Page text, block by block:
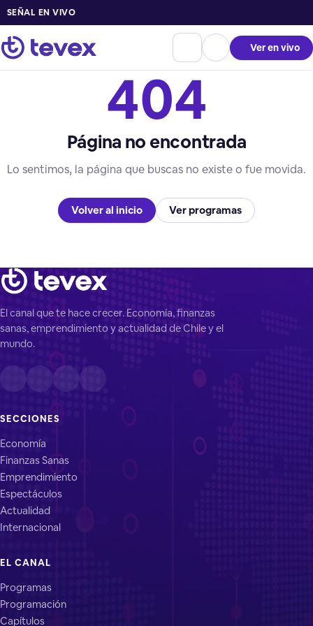
SEÑAL EN VIVO
Ver en vivo
404
Página no encontrada
Lo sentimos, la página que buscas no existe o fue movida.
Volver al inicio Ver programas
El canal que te hace crecer. Economía, finanzas
sanas, emprendimiento y actualidad de Chile y el
mundo.
SECCIONES
Economía
Finanzas Sanas
Emprendimiento
Espectáculos
Actualidad
Internacional
EL CANAL
Programas
Programación
Capítulos